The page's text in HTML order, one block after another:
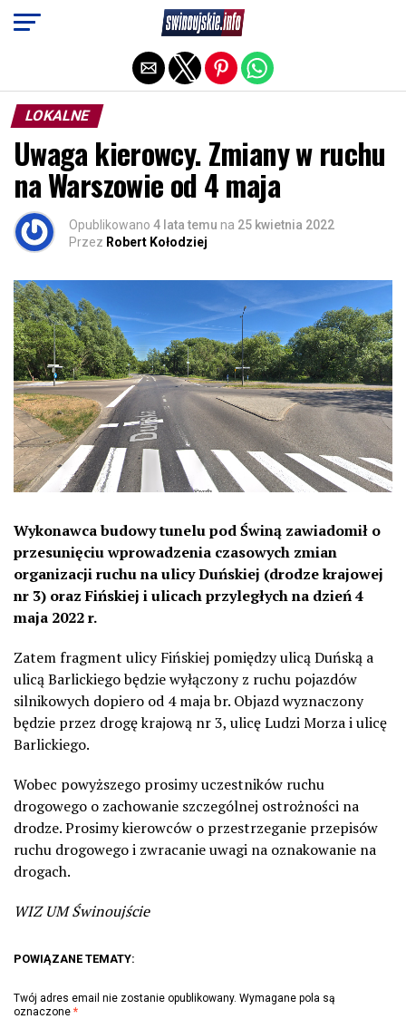
LOKALNE
Uwaga kierowcy. Zmiany w ruchu
na Warszowie od 4 maja
Opublikowano 4 lata temu na 25 kwietnia 2022
Przez Robert Kołodziej
Wykonawca budowy tunelu pod Świną zawiadomił o
przesunięciu wprowadzenia czasowych zmian
organizacji ruchu na ulicy Duńskiej (drodze krajowej
nr 3) oraz Fińskiej i ulicach przyległych na dzień 4
maja 2022 r.
Zatem fragment ulicy Fińskiej pomiędzy ulicą Duńską a
ulicą Barlickiego będzie wyłączony z ruchu pojazdów
silnikowych dopiero od 4 maja br. Objazd wyznaczony
będzie przez drogę krajową nr 3, ulicę Ludzi Morza i ulicę
Barlickiego.
Wobec powyższego prosimy uczestników ruchu
drogowego o zachowanie szczególnej ostrożności na
drodze. Prosimy kierowców o przestrzeganie przepisów
ruchu drogowego i zwracanie uwagi na oznakowanie na
drogach.
WIZ UM Świnoujście
POWIĄZANE TEMATY:
Twój adres email nie zostanie opublikowany. Wymagane pola są
oznaczone *
Exit mobile version